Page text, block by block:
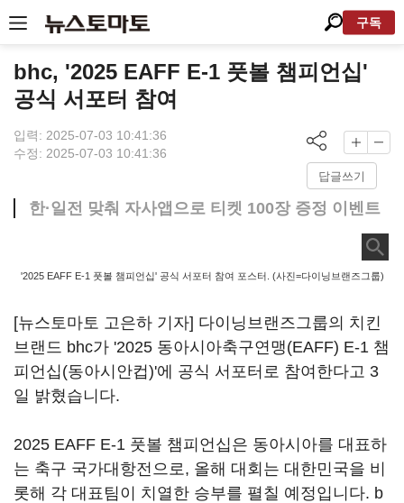
구독
bhc, '2025 EAFF E-1 풋볼 챔피언십'
공식 서포터 참여
입력: 2025-07-03 10:41:36
수정: 2025-07-03 10:41:36
답글쓰기
한·일전 맞춰 자사앱으로 티켓 100장 증정 이벤트
'2025 EAFF E-1 풋볼 챔피언십' 공식 서포터 참여 포스터. (사진=다이닝브랜즈그룹)
[뉴스토마토 고은하 기자] 다이닝브랜즈그룹의 치킨
브랜드 bhc가 '2025 동아시아축구연맹(EAFF) E-1 챔
피언십(동아시안컵)'에 공식 서포터로 참여한다고 3
일 밝혔습니다.
2025 EAFF E-1 풋볼 챔피언십은 동아시아를 대표하
는 축구 국가대항전으로, 올해 대회는 대한민국을 비
롯해 각 대표팀이 치열한 승부를 펼칠 예정입니다. b